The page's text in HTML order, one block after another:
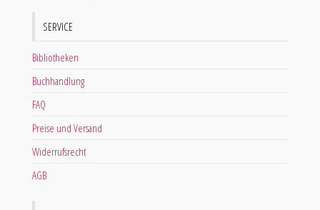
SERVICE
Bibliotheken
Buchhandlung
FAQ
Preise und Versand
Widerrufsrecht
AGB